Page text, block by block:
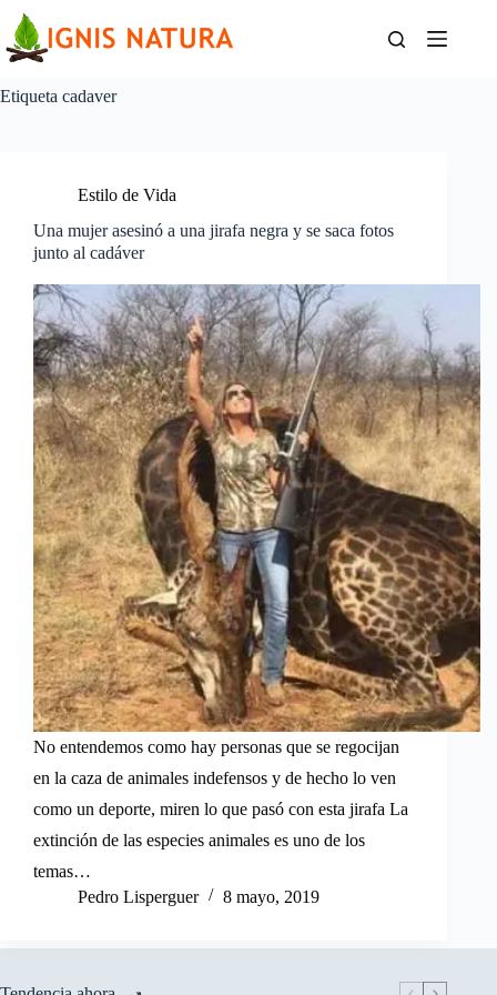
contenido
Etiqueta cadaver
Estilo de Vida
Una mujer asesinó a una jirafa negra y se saca fotos
junto al cadáver
No entendemos como hay personas que se regocijan
en la caza de animales indefensos y de hecho lo ven
como un deporte, miren lo que pasó con esta jirafa La
extinción de las especies animales es uno de los
temas…
Pedro Lisperguer
8 mayo, 2019